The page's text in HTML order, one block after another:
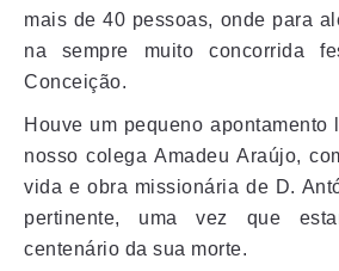
mais de 40 pessoas, onde para
na sempre muito concorrida
Conceição.
Houve um pequeno
nosso colega Amadeu Araújo,
vida e obra missionária de D.
pertinente, uma vez que
centenário da sua morte.